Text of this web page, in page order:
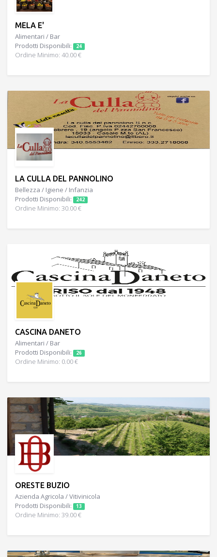
MELA E'
Alimentari / Bar
Prodotti Disponibili:
24
Ordine Minimo: 40.00 €
LA CULLA DEL PANNOLINO
Bellezza / Igiene / Infanzia
Prodotti Disponibili:
242
Ordine Minimo: 30.00 €
CASCINA DANETO
Alimentari / Bar
Prodotti Disponibili:
26
Ordine Minimo: 0.00 €
ORESTE BUZIO
Azienda Agricola / Vitivinicola
Prodotti Disponibili:
13
Ordine Minimo: 39.00 €